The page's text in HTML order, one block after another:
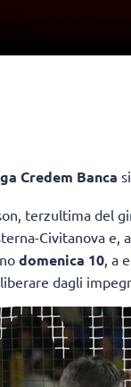
Credem Banca
terzultima del
Civitanova e,
domenica 10 , a
dagli